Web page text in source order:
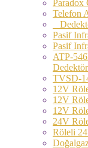
Paradox
Telefon
Pasif
Pasif
ATP-
Dedektör
TVSD-
12V
12V
12V
24V
Röleli